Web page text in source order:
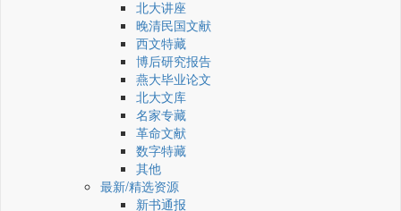
北大讲座
晚清民国文献
西文特藏
博后研究报告
燕大毕业论文
北大文库
名家专藏
革命文献
数字特藏
其他
最新/精选资源
新书通报